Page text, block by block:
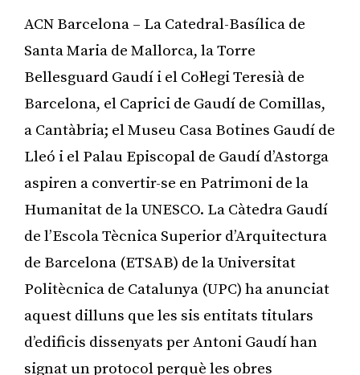
ACN Barcelona – La Catedral-Basílica de
Santa Maria de Mallorca, la Torre
Bellesguard Gaudí i el Col·legi Teresià de
Barcelona, el Caprici de Gaudí de Comillas,
a Cantàbria; el Museu Casa Botines Gaudí de
Lleó i el Palau Episcopal de Gaudí d’Astorga
aspiren a convertir-se en Patrimoni de la
Humanitat de la UNESCO. La Càtedra Gaudí
de l’Escola Tècnica Superior d’Arquitectura
de Barcelona (ETSAB) de la Universitat
Politècnica de Catalunya (UPC) ha anunciat
aquest dilluns que les sis entitats titulars
d’edificis dissenyats per Antoni Gaudí han
signat un protocol perquè les obres